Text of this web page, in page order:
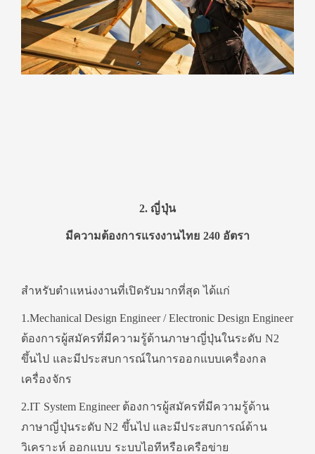
2. ญี่ปุ่น
มีความต้องการแรงงานไทย 240 อัตรา
สำหรับตำแหน่งงานที่เปิดรับมากที่สุด ได้แก่
1.Mechanical Design Engineer / Electronic Design Engineer
ต้องการผู้สมัครที่มีความรู้ด้านภาษาญี่ปุ่นในระดับ N2
ขึ้นไป และมีประสบการณ์ในการออกแบบเครื่องกล
เครื่องจักร
2.IT System Engineer ต้องการผู้สมัครที่มีความรู้ด้าน
ภาษาญี่ปุ่นระดับ N2 ขึ้นไป และมีประสบการณ์ด้าน
วิเคราะห์ ออกแบบ ระบบไอทีหรือเครือข่าย